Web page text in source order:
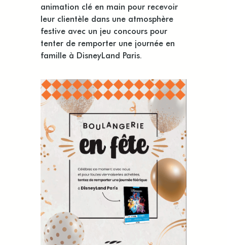
animation clé en main pour recevoir
leur clientèle dans une atmosphère
festive avec un jeu concours pour
tenter de remporter une journée en
famille à DisneyLand Paris.